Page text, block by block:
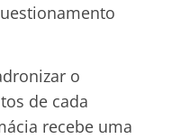
o
de cada
recebe uma